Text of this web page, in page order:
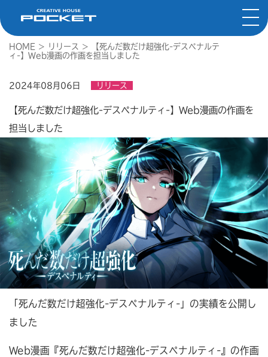
HOME > リリース >
【死んだ数だけ超強化-デスペナルテ
ィ-】Web漫画の作画を担当しました
2024年08月06日 リリース
【死んだ数だけ超強化-デスペナルティ-】Web漫画の作画を
担当しました
「死んだ数だけ超強化-デスペナルティ-」の実績を公開し
ました
Web漫画『死んだ数だけ超強化-デスペナルティ-』の作画